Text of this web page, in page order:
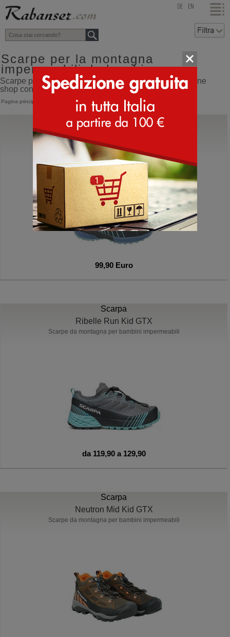
top DE EN
Scarpe per la montagna
impermeabili da bambino
Scarpe per la montagna impermeabili da bambino online
shop con spedizione direttamente dall'Italia
Pagina principale Scarponi montagna >Scarpe impermeabili
Scarpa
Mescalito Lace Kid GTX
Scarpe da montagna per bambini
99,90 Euro
Scarpa
Ribelle Run Kid GTX
Scarpe da montagna per bambini impermeabili
da 119,90 a 129,90
Scarpa
Neutron Mid Kid GTX
Scarpe da montagna per bambini impermeabili